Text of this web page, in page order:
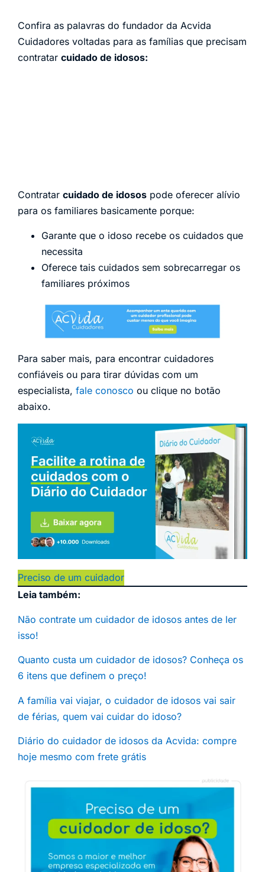
Confira as palavras do fundador da Acvida
Cuidadores voltadas para as famílias que precisam
contratar cuidado de idosos:
Contratar cuidado de idosos pode oferecer alívio
para os familiares basicamente porque:
Garante que o idoso recebe os cuidados que
necessita
Oferece tais cuidados sem sobrecarregar os
familiares próximos
Para saber mais, para encontrar cuidadores
confiáveis ou para tirar dúvidas com um
especialista, fale conosco ou clique no botão
abaixo.
Preciso de um cuidador
Leia também:
Não contrate um cuidador de idosos antes de ler
isso!
Quanto custa um cuidador de idosos? Conheça os
6 itens que definem o preço!
A família vai viajar, o cuidador de idosos vai sair
de férias, quem vai cuidar do idoso?
Diário do cuidador de idosos da Acvida: compre
hoje mesmo com frete grátis